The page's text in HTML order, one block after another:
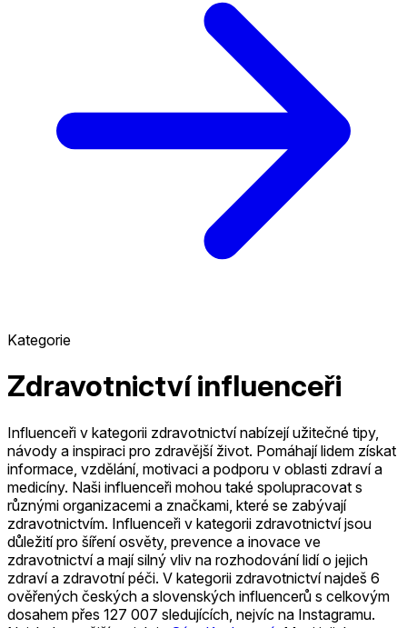
Kategorie
Zdravotnictví influenceři
Influenceři v kategorii zdravotnictví nabízejí užitečné tipy,
návody a inspiraci pro zdravější život. Pomáhají lidem získat
informace, vzdělání, motivaci a podporu v oblasti zdraví a
medicíny. Naši influenceři mohou také spolupracovat s
různými organizacemi a značkami, které se zabývají
zdravotnictvím. Influenceři v kategorii zdravotnictví jsou
důležití pro šíření osvěty, prevence a inovace ve
zdravotnictví a mají silný vliv na rozhodování lidí o jejich
zdraví a zdravotní péči. V kategorii zdravotnictví najdeš 6
ověřených českých a slovenských influencerů s celkovým
dosahem přes 127 007 sledujících, nejvíc na Instagramu.